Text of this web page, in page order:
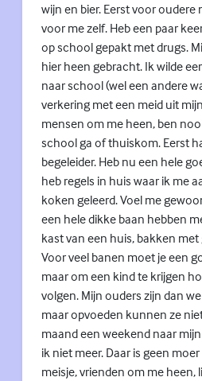
wijn en bier. Eerst voor
voor me zelf. Heb een paar
op school gepakt met drugs.
hier heen gebracht. Ik wilde
naar school (wel een andere
verkering met een meid uit
mensen om me heen, ben
school ga of thuiskom. Eerst
begeleider. Heb nu een hele
heb regels in huis waar ik me
koken geleerd. Voel me
een hele dikke baan hebben
kast van een huis, bakken met
Voor veel banen moet je een
maar om een kind te krijgen
volgen. Mijn ouders zijn dan
maar opvoeden kunnen ze
maand een weekend naar
ik niet meer. Daar is geen
meisje, vrienden om me heen,